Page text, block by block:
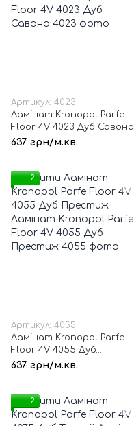
Артикул: 4023
Ламінат Kronopol Parfe
Floor 4V 4023 Дуб Савона
637 грн/м.кв.
2
Артикул: 4055
Ламінат Kronopol Parfe
Floor 4V 4055 Дуб
Престиж
637 грн/м.кв.
2